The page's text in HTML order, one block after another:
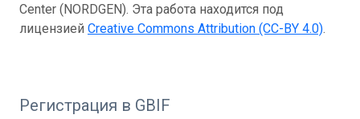
Center (NORDGEN). Эта работа находится под
лицензией Creative Commons Attribution (CC-BY 4.0).
Регистрация в GBIF